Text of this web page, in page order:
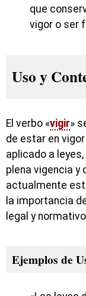
que
vigor o ser
Uso y
El verbo «vigir»
de estar en
aplicado a
plena vigencia y
actualmente
la importancia
legal y
Ejemplos de